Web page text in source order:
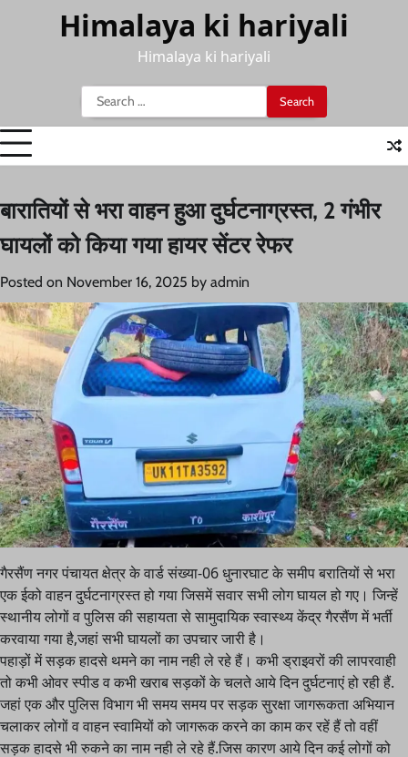
Himalaya ki hariyali
Himalaya ki hariyali
Search
for:
बारातियों से भरा वाहन हुआ दुर्घटनाग्रस्त, 2 गंभीर
घायलों को किया गया हायर सेंटर रेफर
Posted on November 16, 2025 by admin
गैरसैंण नगर पंचायत क्षेत्र के वार्ड संख्या-06 धुनारघाट के समीप बरातियों से भरा
एक ईको वाहन दुर्घटनाग्रस्त हो गया जिसमें सवार सभी लोग घायल हो गए। जिन्हें
स्थानीय लोगों व पुलिस की सहायता से सामुदायिक स्वास्थ्य केंद्र गैरसैंण में भर्ती
करवाया गया है,जहां सभी घायलों का उपचार जारी है।
पहाड़ों में सड़क हादसे थमने का नाम नही ले रहे हैं। कभी ड्राइवरों की लापरवाही
तो कभी ओवर स्पीड व कभी खराब सड़कों के चलते आये दिन दुर्घटनाएं हो रही हैं.
जहां एक और पुलिस विभाग भी समय समय पर सड़क सुरक्षा जागरूकता अभियान
चलाकर लोगों व वाहन स्वामियों को जागरूक करने का काम कर रहें हैं तो वहीं
सड़क हादसे भी रुकने का नाम नही ले रहे हैं.जिस कारण आये दिन कई लोगों को